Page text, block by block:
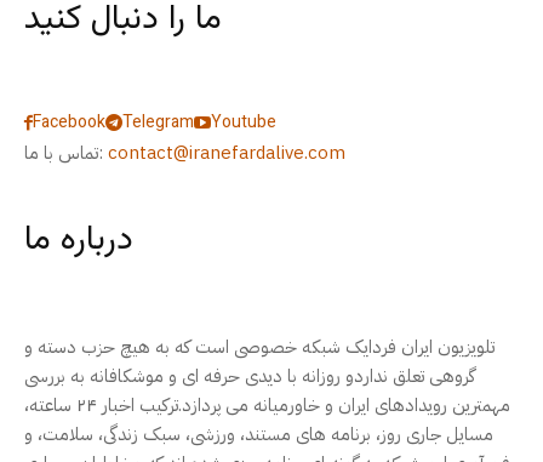
ما را دنبال کنید
Facebook Telegram
Youtube
تماس با ما: contact@iranefardalive.com
درباره ما
تلویزیون ایران فردایک شبکه خصوصی است که به هیچ حزب دسته و
گروهی تعلق نداردو روزانه با دیدی حرفه ای و موشکافانه به بررسی
مهمترین رویدادهای ایران و خاورمیانه می پردازد.ترکیب اخبار ۲۴ ساعته،
مسایل جاری روز، برنامه های مستند، ورزشی، سبک زندگی، سلامت، و